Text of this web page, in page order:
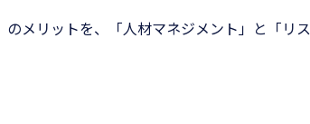
メリットを、「人材マネジメント」と「リス